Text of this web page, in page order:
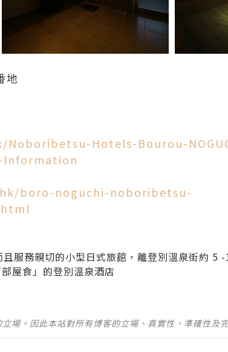
地
Hotels-Bourou-
Information
boro-noguchi-noboribetsu-
服務親切的小型日式旅館，離登別溫泉街約 5
屋食」的登別溫泉酒店
場。因此本站對所有博客的立場、真實性、準確性及